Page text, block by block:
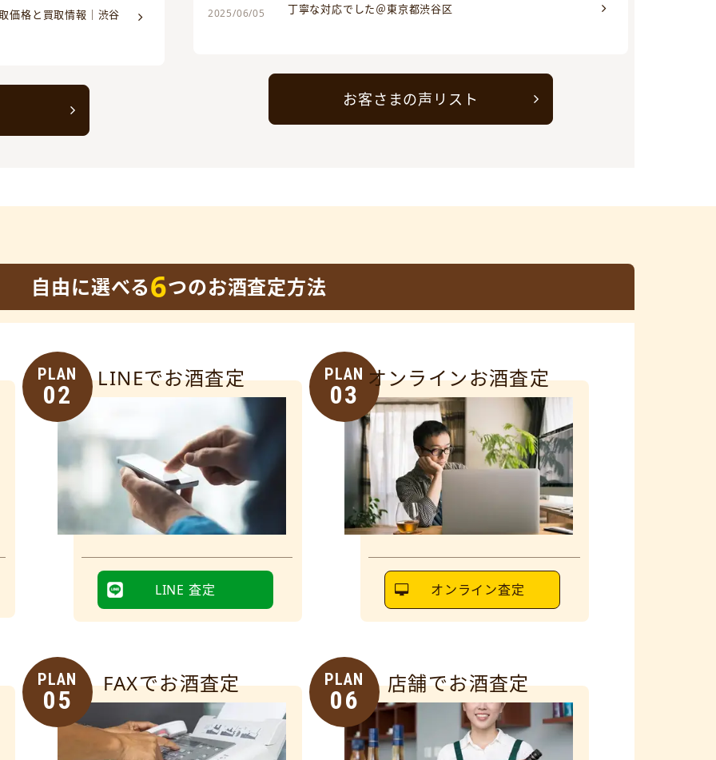
価格と買取情報｜渋谷 2025/06/05 丁寧な対応でした＠東京都渋谷区
お客さまの声リスト
自由に選べる6つのお酒査定方法
PLAN
02
LINEでお酒査定
LINE 査定
PLAN
03
オンラインお酒査定
オンライン査定
PLAN
05
FAXでお酒査定 PLAN
06
店舗でお酒査定